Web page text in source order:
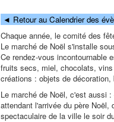
◄ Retour au Calendrier des
Chaque année, le comité des
Le marché de Noël s'installe
Ce rendez-vous incontournable
fruits secs, miel, chocolats,
créations : objets de
Le marché de Noël, c'est aussi
attendant l'arrivée du père
spectaculaire de la ville le soir